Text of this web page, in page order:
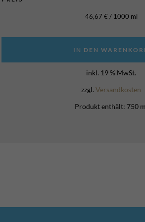
46,67 € / 1000 ml
IN DEN
inkl. 19 % MwSt.
zzgl. Versandkosten
Produkt enthält: 750